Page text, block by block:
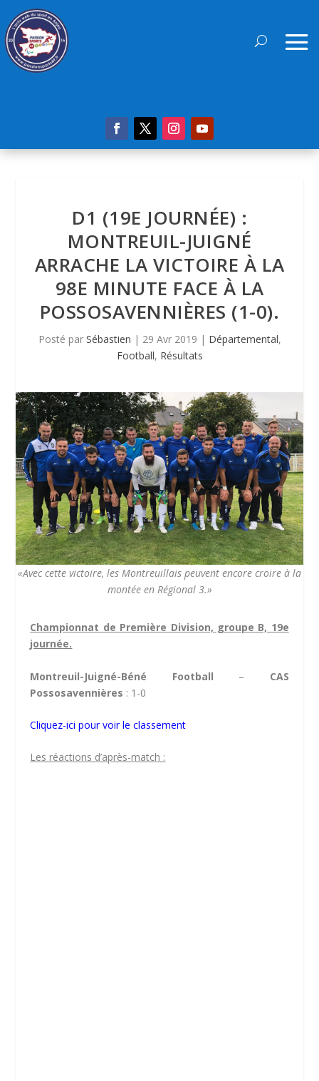
D1 (19E JOURNÉE) :
MONTREUIL-JUIGNÉ
ARRACHE LA VICTOIRE À LA
98E MINUTE FACE À LA
POSSOSAVENNIÈRES (1-0).
Posté par Sébastien | 29 Avr 2019 | Départemental,
Football, Résultats
«Avec cette victoire, les Montreuillais peuvent encore croire à la
montée en Régional 3.»
Championnat de Première Division, groupe B, 19e
journée.
Montreuil-Juigné-Béné Football – CAS
Possosavennières : 1-0
Cliquez-ici pour voir le classement
Les réactions d’après-match :